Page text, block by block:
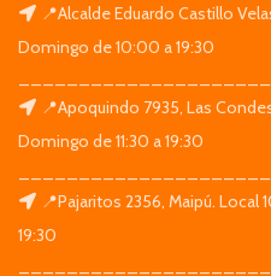
📍Alcalde Eduardo Castillo
Domingo de 10:00 a 19:30
📍Apoquindo 7935, Las
Domingo de 11:30 a 19:30
📍Pajaritos 2356, Maipú. Local
19:30